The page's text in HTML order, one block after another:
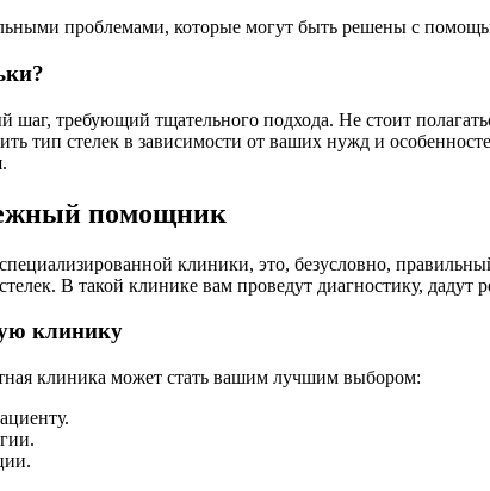
проблемами, которые могут быть решены с
требующий тщательного подхода. Не стоит
тип стелек в зависимости от ваших нужд и
помощник
клиники, это, безусловно,
В такой клинике вам проведут диагностику,
клинику
клиника может стать вашим лучшим выбором: